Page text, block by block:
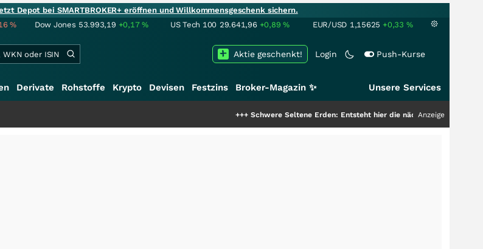
Depot bei SMARTBROKER+ eröffnen und Willkommensgeschenk sichern.
% Dow Jones 53.993,19 +0,17% US Tech 100 29.641,96 +0,89% EUR/USD 1,15625 +0,33 %
Login Push-Kurse
Aktie geschenkt!
Derivate Rohstoffe Krypto Devisen Festzins Broker-Magazin ✨ Unsere Services
Schwere Seltene Erden: Entsteht hier die nächste Milliardenstory?+++
Anzeige